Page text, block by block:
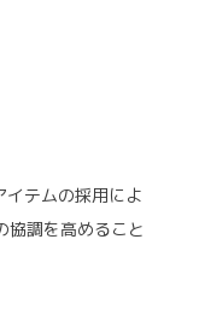
イテムの採用によ
協調を高めること